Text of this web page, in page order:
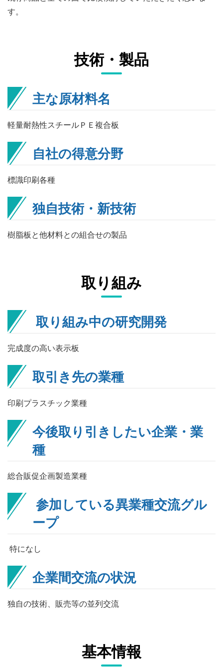
す。
技術・製品
主な原材料名
軽量耐熱性スチールＰＥ複合板
自社の得意分野
標識印刷各種
独自技術・新技術
樹脂板と他材料との組合せの製品
取り組み
取り組み中の研究開発
完成度の高い表示板
取引き先の業種
印刷プラスチック業種
今後取り引きしたい企業・業
種
総合販促企画製造業種
参加している異業種交流グル
ープ
特になし
企業間交流の状況
独自の技術、販売等の並列交流
基本情報